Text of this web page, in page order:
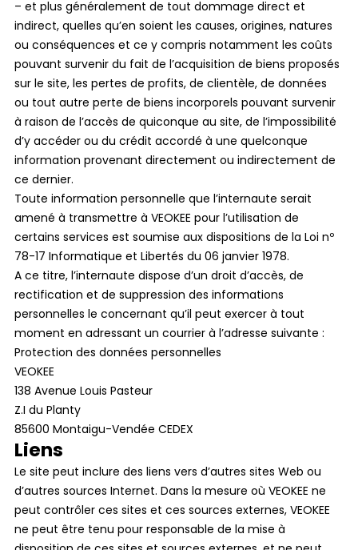
– et plus généralement de tout dommage direct et
indirect, quelles qu’en soient les causes, origines, natures
ou conséquences et ce y compris notamment les coûts
pouvant survenir du fait de l’acquisition de biens proposés
sur le site, les pertes de profits, de clientèle, de données
ou tout autre perte de biens incorporels pouvant survenir
à raison de l’accès de quiconque au site, de l’impossibilité
d’y accéder ou du crédit accordé à une quelconque
information provenant directement ou indirectement de
ce dernier.
Toute information personnelle que l’internaute serait
amené à transmettre à VEOKEE pour l’utilisation de
certains services est soumise aux dispositions de la Loi nº
78-17 Informatique et Libertés du 06 janvier 1978.
A ce titre, l’internaute dispose d’un droit d’accès, de
rectification et de suppression des informations
personnelles le concernant qu’il peut exercer à tout
moment en adressant un courrier à l’adresse suivante :
Protection des données personnelles
VEOKEE
138 Avenue Louis Pasteur
Z.I du Planty
85600 Montaigu-Vendée CEDEX
Liens
Le site peut inclure des liens vers d’autres sites Web ou
d’autres sources Internet. Dans la mesure où VEOKEE ne
peut contrôler ces sites et ces sources externes, VEOKEE
ne peut être tenu pour responsable de la mise à